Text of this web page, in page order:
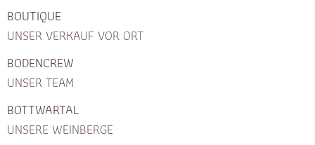
BOUTIQUE
UNSER VERKAUF VOR ORT
BODENCREW
UNSER TEAM
BOTTWARTAL
UNSERE WEINBERGE